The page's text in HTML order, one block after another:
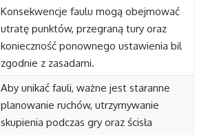
Konsekwencje faulu mogą obejmować
utratę punktów, przegraną tury oraz
konieczność ponownego ustawienia bil
zgodnie z zasadami.
Aby unikać fauli, ważne jest staranne
planowanie ruchów, utrzymywanie
skupienia podczas gry oraz ścisła